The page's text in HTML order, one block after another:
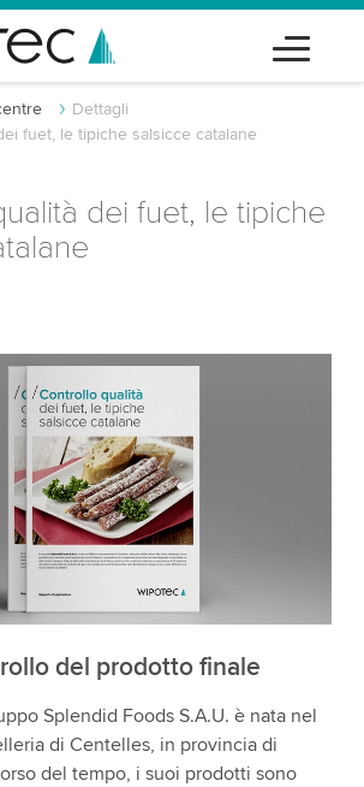
Dettagli
fuet, le tipiche salsicce catalane
dei fuet, le tipiche
del prodotto finale
Splendid Foods S.A.U. è nata nel
di Centelles, in provincia di
del tempo, i suoi prodotti sono